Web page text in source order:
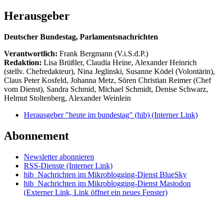
Herausgeber
Deutscher Bundestag, Parlamentsnachrichten
Verantwortlich: Frank Bergmann (V.i.S.d.P.)
Redaktion: Lisa Brüßler, Claudia Heine, Alexander Heinrich
(stellv. Chefredakteur), Nina Jeglinski, Susanne Ködel (Volontärin),
Claus Peter Kosfeld, Johanna Metz, Sören Christian Reimer (Chef
vom Dienst), Sandra Schmid, Michael Schmidt, Denise Schwarz,
Helmut Stoltenberg, Alexander Weinlein
Herausgeber "heute im bundestag" (hib) (Interner Link)
Abonnement
Newsletter abonnieren
RSS-Dienste (Interner Link)
hib_Nachrichten im Mikroblogging-Dienst BlueSky
hib_Nachrichten im Mikroblogging-Dienst Mastodon
(Externer Link, Link öffnet ein neues Fenster)